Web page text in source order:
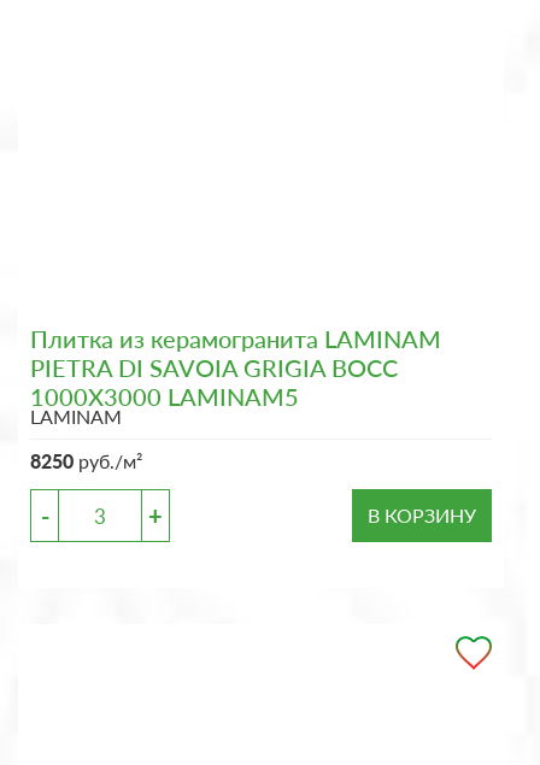
Плитка из керамогранита LAMINAM
PIETRA DI SAVOIA GRIGIA BOCC
1000X3000 LAMINAM5
LAMINAM
8250 руб./м²
- + В КОРЗИНУ